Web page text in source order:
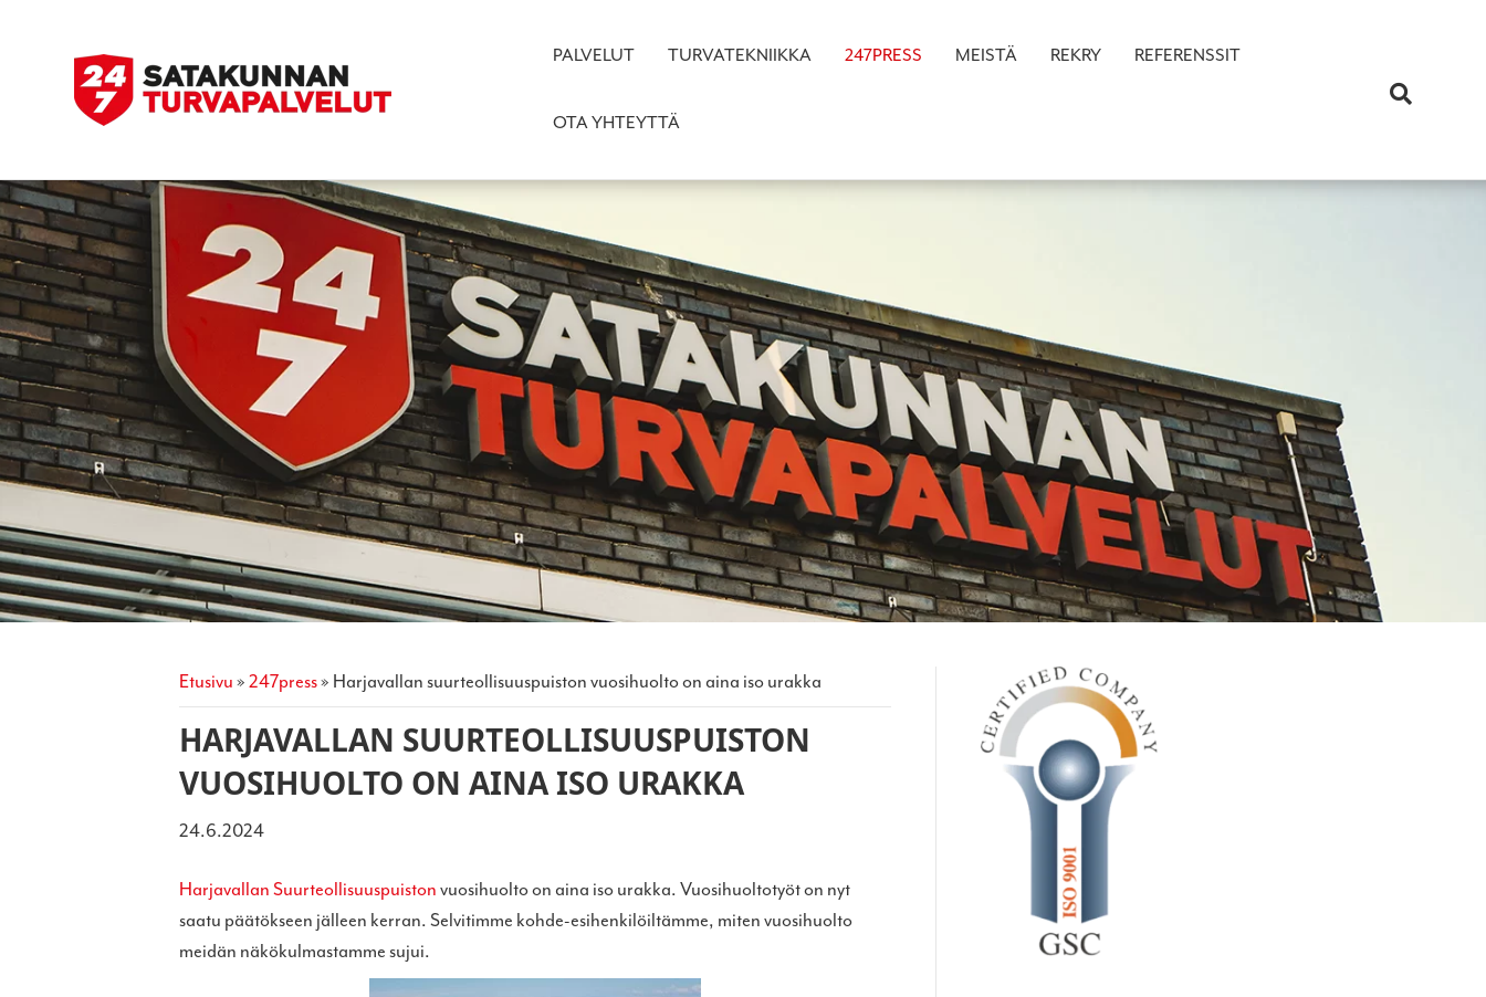
PALVELUT TURVATEKNIIKKA 247PRESS MEISTÄ REKRY REFERENSSIT
OTA YHTEYTTÄ
etusivu» 247press» harjavallan suurteollisuuspuiston vuosihuolto on aina iso urakka
HARJAVALLAN SUURTEOLLISUUSPUISTON
VUOSIHUOLTO ON AINA ISO URAKKA
24.6.2024
Harjavallan Suurteollisuuspuistonvuosihuolto on aina iso urakka. Vuosihuoltotyöt on nyt
saatu päätökseen jälleen kerran. Selvitimme kohde-esihenkilöiltämme, miten vuosihuolto
meidän näkökulmastamme sujui.